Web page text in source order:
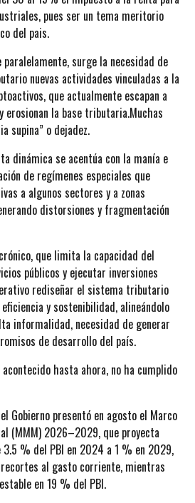
pues ser un tema meritorio
del pais.
surge la necesidad de
nuevas actividades vinculadas a la
que actualmente escapan a
erosionan la base tributaria.Muchas
supina” o dejadez.
dinámica se acentúa con la manía e
de regímenes especiales que
a algunos sectores y a zonas
distorsiones y fragmentación
que limita la capacidad del
públicos y ejecutar inversiones
rediseñar el sistema tributario
y sostenibilidad, alineándolo
informalidad, necesidad de generar
de desarrollo del país.
hasta ahora, no ha cumplido
Gobierno presentó en agosto el Marco
(MMM) 2026–2029, que proyecta
% del PBI en 2024 a 1 % en 2029,
al gasto corriente, mientras
en 19 % del PBI.